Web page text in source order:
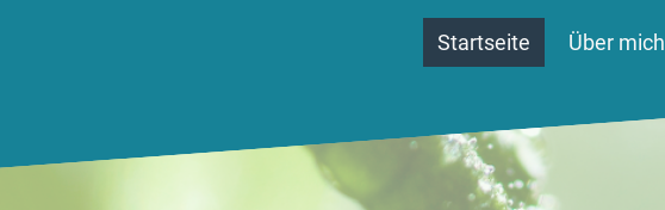
Startseite Über mich